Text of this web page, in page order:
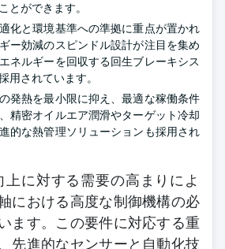
とができます。
化と環境基準への準拠に重点が置かれ
ー効減のスピンドル設計が注目を集め
ネルギーを回収する回生ブレーキシス
用されています。
発熱を最小限に抑え、最適な稼働条件
精密オイルエア潤滑やターゲット冷却
的な熱管理ソリューションも採用され
上に対する需要の高まりによ
における高度な制御機構の必
ます。この要件に対応する重
先進的なセンサーと自動化技